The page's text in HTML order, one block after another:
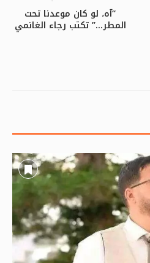
“آه، لو كان موعدنا تحت
المطر…” تكتب رجاء الغانمي